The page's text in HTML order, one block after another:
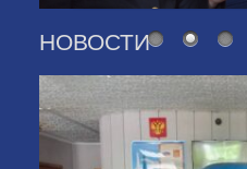
НОВОСТИ